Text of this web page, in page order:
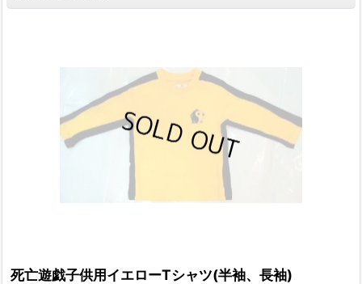
死亡遊戯子供用イエローTシャツ(半袖、長袖)